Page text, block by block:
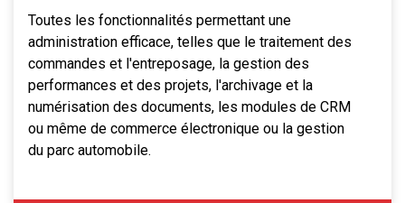
Toutes les fonctionnalités permettant une
administration efficace, telles que le traitement des
commandes et l'entreposage, la gestion des
performances et des projets, l'archivage et la
numérisation des documents, les modules de CRM
ou même de commerce électronique ou la gestion
du parc automobile.